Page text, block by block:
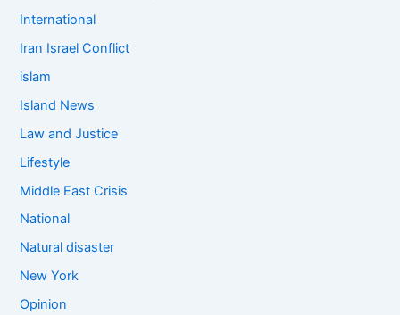
International
Iran Israel Conflict
islam
Island News
Law and Justice
Lifestyle
Middle East Crisis
National
Natural disaster
New York
Opinion